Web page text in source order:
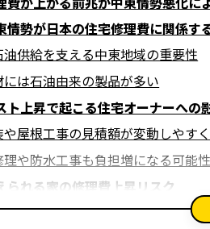
情勢が日本の住宅修理費に関係す
油供給を支える中東地域の重要性
は石油由来の製品が多い
ト上昇で起こる住宅オーナーへの
屋根工事の見積額が変動しやす
理や防水工事も負担増になる可能
られる家の修理費上昇リスク
けでなく人件費や運送費も連動